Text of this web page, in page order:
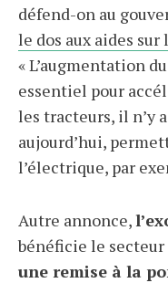
défend-on au
le dos aux aides sur
« L’augmentation
essentiel pour
les tracteurs, il n’y
aujourd’hui,
l’électrique, par
Autre annonce,
bénéficie le
une remise à la